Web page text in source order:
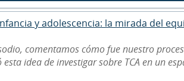
y adolescencia: la mirada del
comentamos cómo fue nuestro
esta idea de investigar sobre TCA en un